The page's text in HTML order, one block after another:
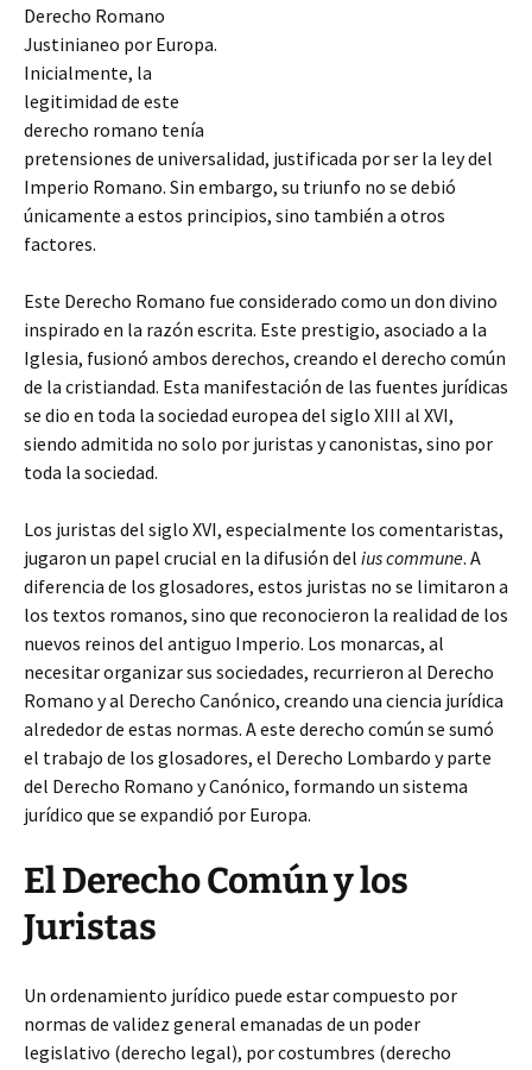
Derecho Romano
Justinianeo por Europa.
Inicialmente, la
legitimidad de este
derecho romano tenía
pretensiones de universalidad, justificada por ser la ley del
Imperio Romano. Sin embargo, su triunfo no se debió
únicamente a estos principios, sino también a otros
factores.
Este Derecho Romano fue considerado como un don divino
inspirado en la razón escrita. Este prestigio, asociado a la
Iglesia, fusionó ambos derechos, creando el derecho común
de la cristiandad. Esta manifestación de las fuentes jurídicas
se dio en toda la sociedad europea del siglo XIII al XVI,
siendo admitida no solo por juristas y canonistas, sino por
toda la sociedad.
Los juristas del siglo XVI, especialmente los comentaristas,
jugaron un papel crucial en la difusión del ius commune. A
diferencia de los glosadores, estos juristas no se limitaron a
los textos romanos, sino que reconocieron la realidad de los
nuevos reinos del antiguo Imperio. Los monarcas, al
necesitar organizar sus sociedades, recurrieron al Derecho
Romano y al Derecho Canónico, creando una ciencia jurídica
alrededor de estas normas. A este derecho común se sumó
el trabajo de los glosadores, el Derecho Lombardo y parte
del Derecho Romano y Canónico, formando un sistema
jurídico que se expandió por Europa.
El Derecho Común y los
Juristas
Un ordenamiento jurídico puede estar compuesto por
normas de validez general emanadas de un poder
legislativo (derecho legal), por costumbres (derecho